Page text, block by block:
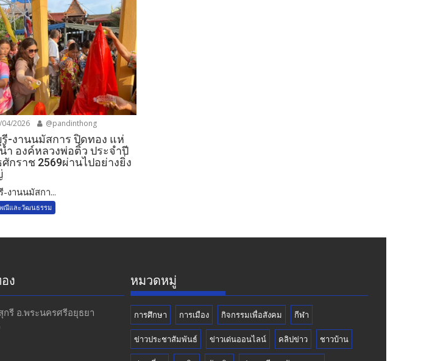
2026 @pandinthong
-งานนมัสการ ปิดทอง แห่
ำ องค์หลวงพ่อติ้ว ประจำปี
กราช 2569ผ่านไปอย่างยิ่ง
-งานนมัสกา...
พณีและวัฒนธรรม
ง
กรี​ อ.พระนครศรีอยุธยา​
หมวดหมู่
การศึกษา การเมือง กิจกรรมเพื่อสังคม กีฬา
ข่าวประชาสัมพันธ์ ข่าวเด่นออนไลน์ คลิปข่าว ชาวบ้าน